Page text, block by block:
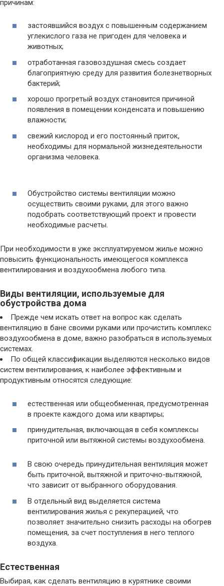
причинам:
застоявшийся воздух с повышенным содержанием
углекислого газа не пригоден для человека и
животных;
отработанная газовоздушная смесь создает
благоприятную среду для развития болезнетворных
бактерий;
хорошо прогретый воздух становится причиной
появления в помещении конденсата и повышению
влажности;
свежий кислород и его постоянный приток,
необходимы для нормальной жизнедеятельности
организма человека.
Обустройство системы вентиляции можно
осуществить своими руками, для этого важно
подобрать соответствующий проект и провести
необходимые расчеты.
При необходимости в уже эксплуатируемом жилье можно
повысить функциональность имеющегося комплекса
вентилирования и воздухообмена любого типа.
Виды вентиляции, используемые для
обустройства дома
Прежде чем искать ответ на вопрос как сделать
вентиляцию в бане своими руками или прочистить комплекс
воздухообмена в доме, важно разобраться в используемых
системах.
По общей классификации выделяются несколько видов
систем вентилирования, к наиболее эффективным и
продуктивным относятся следующие:
естественная или общеобменная, предусмотренная
в проекте каждого дома или квартиры;
принудительная, включающая в себя комплексы
приточной или вытяжной системы воздухообмена.
В свою очередь принудительная вентиляция может
быть приточной, вытяжной и приточно-вытяжной,
что зависит от выбранного оборудования.
В отдельный вид выделяется система
вентилирования жилья с рекуперацией, что
позволяет значительно снизить расходы на обогрев
помещения, за счет поступления в него теплого
воздуха.
Естественная
Выбирая, как сделать вентиляцию в курятнике своими